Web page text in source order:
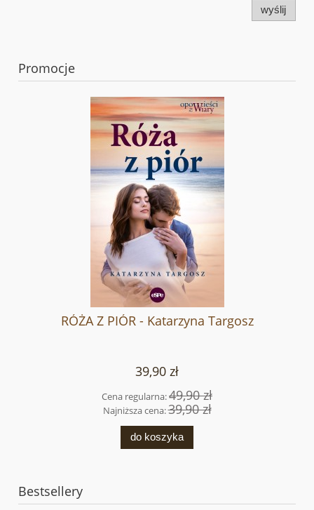
wyślij
Promocje
RÓŻA Z PIÓR - Katarzyna Targosz
39,90 zł
Cena regularna:49,90 zł
Najniższa cena:39,90 zł
do koszyka
Bestsellery